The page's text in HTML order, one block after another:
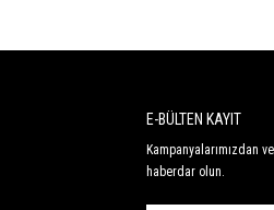
E-BÜLTEN KAYIT
Kampanyalarımızdan
haberdar olun.